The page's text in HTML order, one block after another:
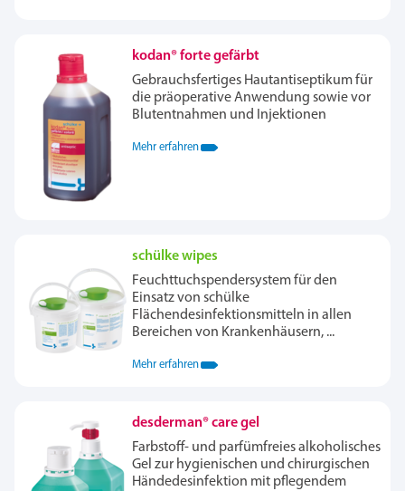
kodan® forte gefärbt
Gebrauchsfertiges Hautantiseptikum für
die präoperative Anwendung sowie vor
Blutentnahmen und Injektionen
Mehr erfahren
schülke wipes
Feuchttuchspendersystem für den
Einsatz von schülke
Flächendesinfektionsmitteln in allen
Bereichen von Krankenhäusern, ...
Mehr erfahren
desderman® care gel
Farbstoff- und parfümfreies alkoholisches
Gel zur hygienischen und chirurgischen
Händedesinfektion mit pflegendem